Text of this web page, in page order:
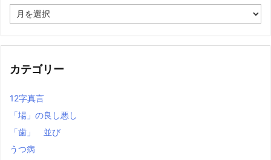
去
記
カテゴリー
12字真言
「場」の良し悪し
「歯」 並び
うつ病